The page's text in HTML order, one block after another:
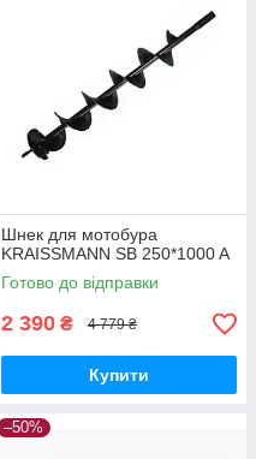
Шнек для мотобура
KRAISSMANN SB 250*1000 A
Готово до відправки
2 390 ₴ 4 779 ₴
Купити
–50%